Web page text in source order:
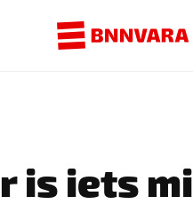
is iets